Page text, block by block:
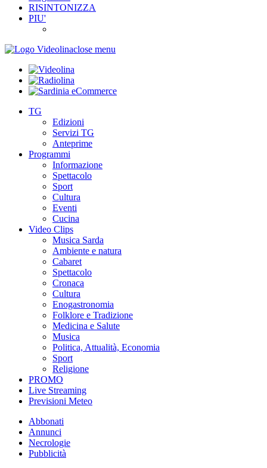
RISINTONIZZA
PIU'
close menu
TG
Edizioni
Servizi TG
Anteprime
Programmi
Informazione
Spettacolo
Sport
Cultura
Eventi
Cucina
Video Clips
Musica Sarda
Ambiente e natura
Cabaret
Spettacolo
Cronaca
Cultura
Enogastronomia
Folklore e Tradizione
Medicina e Salute
Musica
Politica, Attualità, Economia
Sport
Religione
PROMO
Live Streaming
Previsioni Meteo
Abbonati
Annunci
Necrologie
Pubblicità